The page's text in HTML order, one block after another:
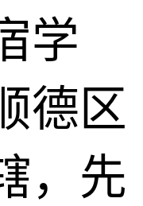
学
德区
，先